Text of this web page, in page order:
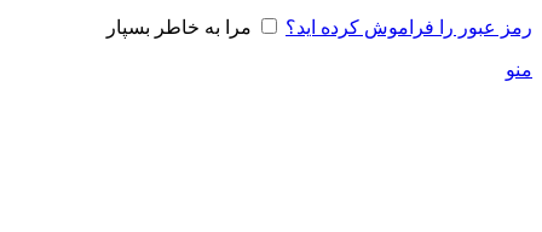
رمز عبور را فراموش کرده اید؟ مرا به خاطر بسپار
منو